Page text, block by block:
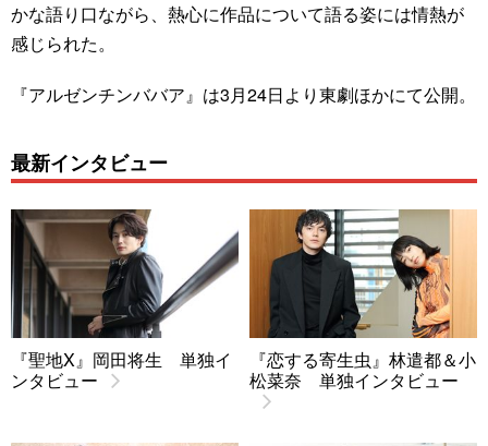
かな語り口ながら、熱心に作品について語る姿には情熱が
感じられた。
『アルゼンチンババア』は3月24日より東劇ほかにて公開。
最新インタビュー
『聖地X』岡田将生 単独イ
ンタビュー
『恋する寄生虫』林遣都＆小
松菜奈 単独インタビュー